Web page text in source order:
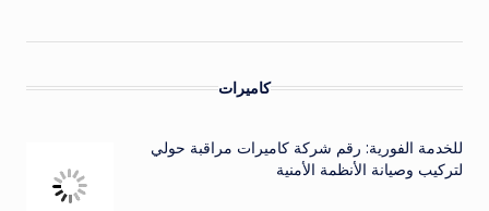
كاميرات
للخدمة الفورية: رقم شركة كاميرات مراقبة حولي
لتركيب وصيانة الأنظمة الأمنية